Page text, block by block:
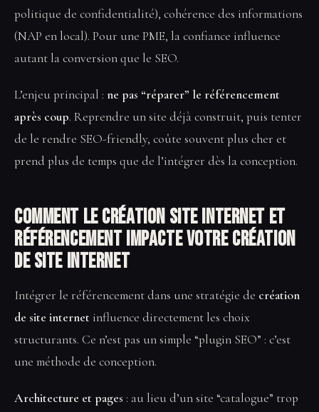
politique de confidentialité), cohérence des informations
(NAP en local). Pour une PME, la confiance influence
autant la conversion que le SEO.
L’enjeu principal : ne pas “réparer” le référencement
après coup. Reprendre un site déjà construit, puis tenter
de le rendre SEO-friendly, coûte souvent plus cher et
prend plus de temps que de l’intégrer dès la conception.
Comment le Création site internet et
référencement impacte votre Création
de site internet
Intégrer le référencement dans une stratégie de création
de site internet influence directement les choix
structurants. Ce n’est pas un simple “plugin SEO” : c’est
une méthode de conception.
Architecture et pages : au lieu d’un site “catalogue” trop